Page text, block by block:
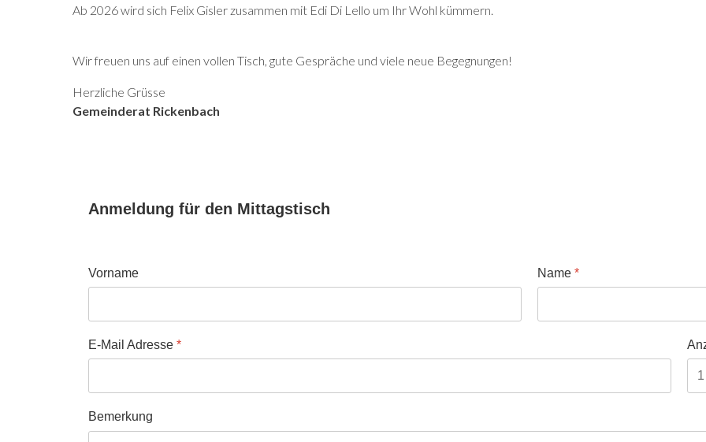
Ab 2026 wird sich Felix Gisler zusammen mit Edi Di Lello um Ihr Wohl kümmern.
Wir freuen uns auf einen vollen Tisch, gute Gespräche und viele neue Begegnungen!
Herzliche Grüsse
Gemeinderat Rickenbach
Anmeldung für den Mittagstisch
Vorname Name *
E-Mail Adresse *
Bemerkung